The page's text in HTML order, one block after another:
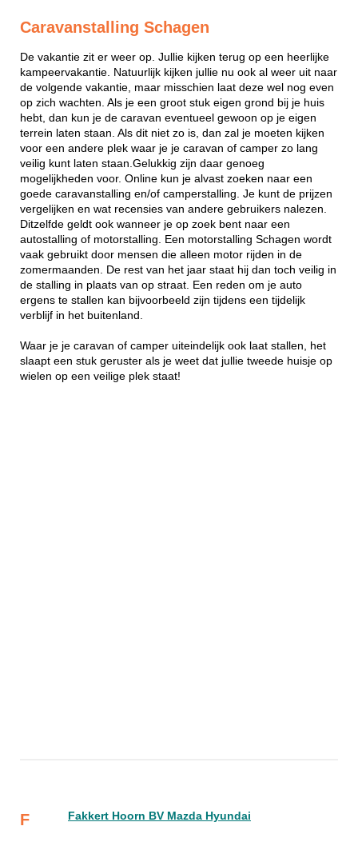
Caravanstalling Schagen
De vakantie zit er weer op. Jullie kijken terug op een heerlijke
kampeervakantie. Natuurlijk kijken jullie nu ook al weer uit naar
de volgende vakantie, maar misschien laat deze wel nog even
op zich wachten. Als je een groot stuk eigen grond bij je huis
hebt, dan kun je de caravan eventueel gewoon op je eigen
terrein laten staan. Als dit niet zo is, dan zal je moeten kijken
voor een andere plek waar je je caravan of camper zo lang
veilig kunt laten staan.Gelukkig zijn daar genoeg
mogelijkheden voor. Online kun je alvast zoeken naar een
goede caravanstalling en/of camperstalling. Je kunt de prijzen
vergelijken en wat recensies van andere gebruikers nalezen.
Ditzelfde geldt ook wanneer je op zoek bent naar een
autostalling of motorstalling. Een motorstalling Schagen wordt
vaak gebruikt door mensen die alleen motor rijden in de
zomermaanden. De rest van het jaar staat hij dan toch veilig in
de stalling in plaats van op straat. Een reden om je auto
ergens te stallen kan bijvoorbeeld zijn tijdens een tijdelijk
verblijf in het buitenland.
Waar je je caravan of camper uiteindelijk ook laat stallen, het
slaapt een stuk geruster als je weet dat jullie tweede huisje op
wielen op een veilige plek staat!
F Fakkert Hoorn BV Mazda Hyundai